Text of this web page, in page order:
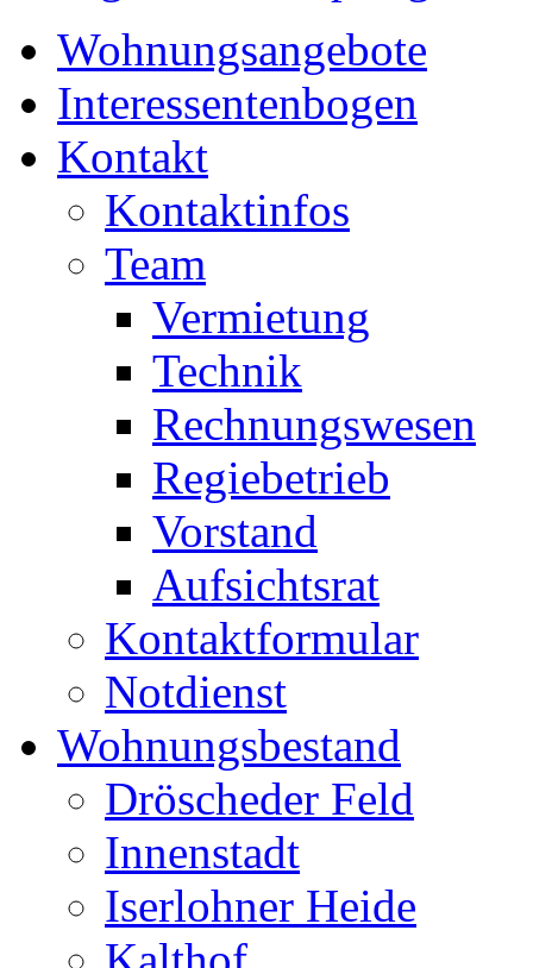
Wohnungsangebote
Interessentenbogen
Kontakt
Kontaktinfos
Team
Vermietung
Technik
Rechnungswesen
Regiebetrieb
Vorstand
Aufsichtsrat
Kontaktformular
Notdienst
Wohnungsbestand
Dröscheder Feld
Innenstadt
Iserlohner Heide